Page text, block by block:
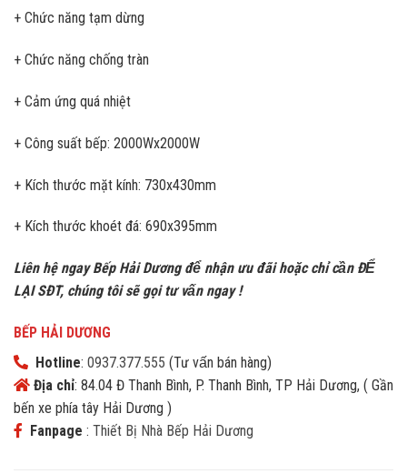
+ Chức năng tạm dừng
+ Chức năng chống tràn
+ Cảm ứng quá nhiệt
+ Công suất bếp: 2000Wx2000W
+ Kích thước mặt kính: 730x430mm
+ Kích thước khoét đá: 690x395mm
Liên hệ ngay Bếp Hải Dương để nhận ưu đãi hoặc chỉ cần ĐỂ
LẠI SĐT, chúng tôi sẽ gọi tư vấn ngay !
BẾP HẢI DƯƠNG
Hotline: 0937.377.555 (Tư vấn bán hàng)
Địa chỉ: 84.04 Đ Thanh Bình, P. Thanh Bình, TP Hải Dương, ( Gần
bến xe phía tây Hải Dương )
Fanpage : Thiết Bị Nhà Bếp Hải Dương